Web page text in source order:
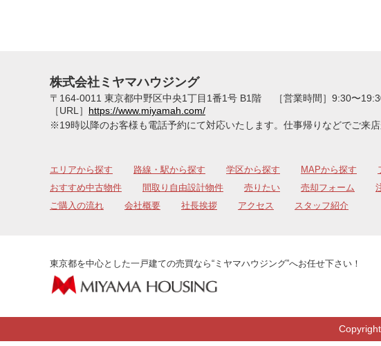
株式会社ミヤマハウジング
〒164-0011 東京都中野区中央1丁目1番1号 B1階 ［営業時間］9:30〜
［URL］ https://www.miyamah.com/
※19時以降のお客様も電話予約にて対応いたします。仕事帰りなどでご来
エリアから探す 路線・駅から探す 学区から探す MAPから探す
おすすめ中古物件
間取り自由設計物件 売りたい 売却フォーム
ご購入の流れ
会社概要 社長挨拶 アクセス スタッフ紹介
東京都を中心とした一戸建ての売買なら“ミヤマハウジング”へお任せ下さい！